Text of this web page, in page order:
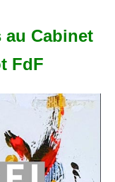
au Cabinet
FdF